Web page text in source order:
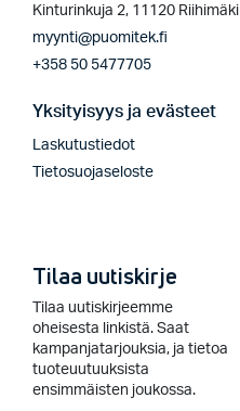
Kinturinkuja 2, 11120 Riihimäki
myynti@puomitek.fi
+358 50 5477705
Yksityisyys ja evästeet
Laskutustiedot
Tietosuojaseloste
Tilaa uutiskirje
Tilaa uutiskirjeemme
oheisesta linkistä. Saat
kampanjatarjouksia, ja tietoa
tuoteuutuuksista
ensimmäisten joukossa.